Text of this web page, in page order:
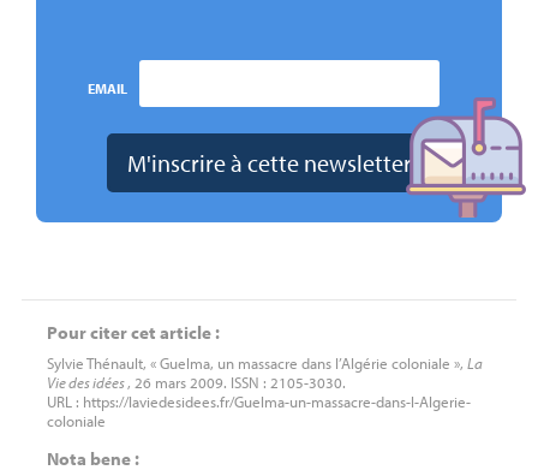
EMAIL
Pour citer cet article :
Sylvie Thénault, « Guelma, un massacre dans l’Algérie coloniale », La
Vie des idées, 26 mars 2009. ISSN : 2105-3030.
URL : https://laviedesidees.fr/Guelma-un-massacre-dans-l-Algerie-
coloniale
Nota bene :